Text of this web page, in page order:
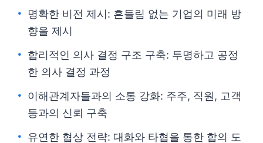
명확한 비전 제시: 흔들림 없는 기업의 미래 방
향을 제시
합리적인 의사 결정 구조 구축: 투명하고 공정
한 의사 결정 과정
이해관계자들과의 소통 강화: 주주, 직원, 고객
등과의 신뢰 구축
유연한 협상 전략: 대화와 타협을 통한 합의 도